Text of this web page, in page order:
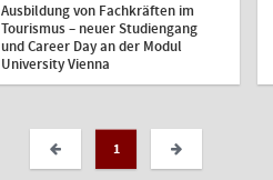
Ausbildung von Fachkräften im
Tourismus – neuer Studiengang
und Career Day an der Modul
University Vienna
1